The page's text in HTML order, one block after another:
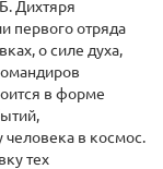
Дихтяря
первого отряда
о силе духа,
в форме
в космос.
тех